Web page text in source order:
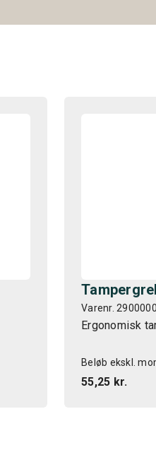
Varenr.
Ergonomisk
Beløb ekskl.
55,25 kr.